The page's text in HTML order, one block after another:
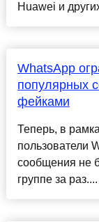
Huawei и
WhatsApp
популярных
фейками
Теперь, в
пользователи
сообщения не
группе за раз....